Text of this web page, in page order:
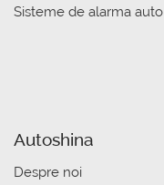
Sisteme de alarma auto
Autoshina
Despre noi